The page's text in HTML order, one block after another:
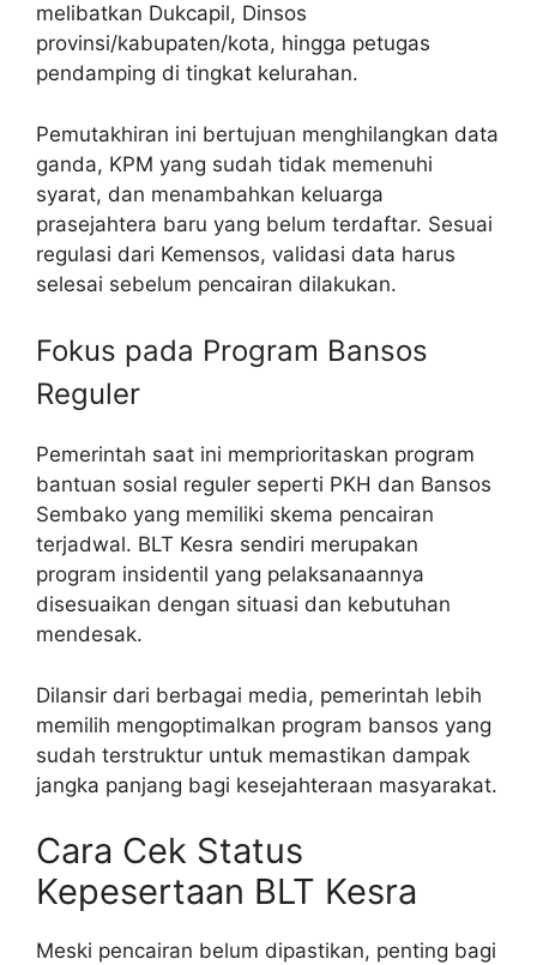
melibatkan Dukcapil, Dinsos
provinsi/kabupaten/kota, hingga petugas
pendamping di tingkat kelurahan.
Pemutakhiran ini bertujuan menghilangkan data
ganda, KPM yang sudah tidak memenuhi
syarat, dan menambahkan keluarga
prasejahtera baru yang belum terdaftar. Sesuai
regulasi dari Kemensos, validasi data harus
selesai sebelum pencairan dilakukan.
Fokus pada Program Bansos
Reguler
Pemerintah saat ini memprioritaskan program
bantuan sosial reguler seperti PKH dan Bansos
Sembako yang memiliki skema pencairan
terjadwal. BLT Kesra sendiri merupakan
program insidentil yang pelaksanaannya
disesuaikan dengan situasi dan kebutuhan
mendesak.
Dilansir dari berbagai media, pemerintah lebih
memilih mengoptimalkan program bansos yang
sudah terstruktur untuk memastikan dampak
jangka panjang bagi kesejahteraan masyarakat.
Cara Cek Status
Kepesertaan BLT Kesra
Meski pencairan belum dipastikan, penting bagi